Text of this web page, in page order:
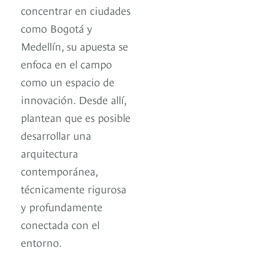
concentrar en ciudades
como Bogotá y
Medellín, su apuesta se
enfoca en el campo
como un espacio de
innovación. Desde allí,
plantean que es posible
desarrollar una
arquitectura
contemporánea,
técnicamente rigurosa
y profundamente
conectada con el
entorno.